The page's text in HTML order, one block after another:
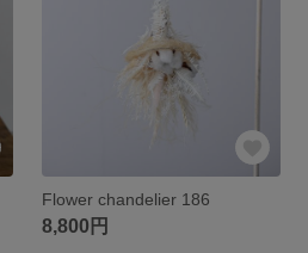
Flower chandelier 186
8,800円